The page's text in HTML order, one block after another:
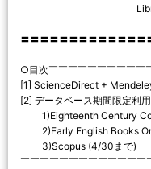
Library
第２２９
〓〓〓〓〓〓〓〓〓〓〓〓
○目次￣￣￣￣￣￣￣￣￣￣
[1] ScienceDirect +
[2] データベース期間限定利
1)Eighteenth Century
2)Early English Books
3)Scopus (4/30まで)
￣￣￣￣￣￣￣￣￣￣￣￣